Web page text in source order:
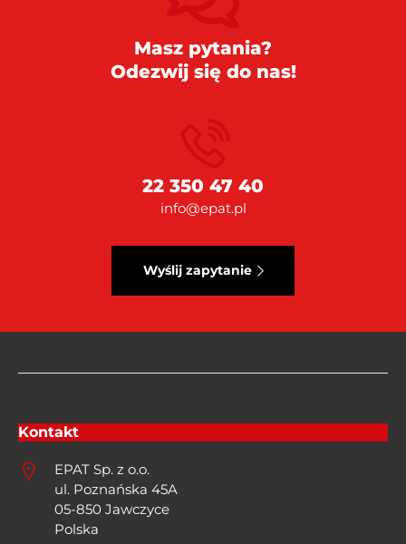
Masz pytania?
Odezwij się do nas!
22 350 47 40
info@epat.pl
Wyślij zapytanie
Kontakt
EPAT Sp. z o.o.
ul. Poznańska 45A
05-850 Jawczyce
Polska